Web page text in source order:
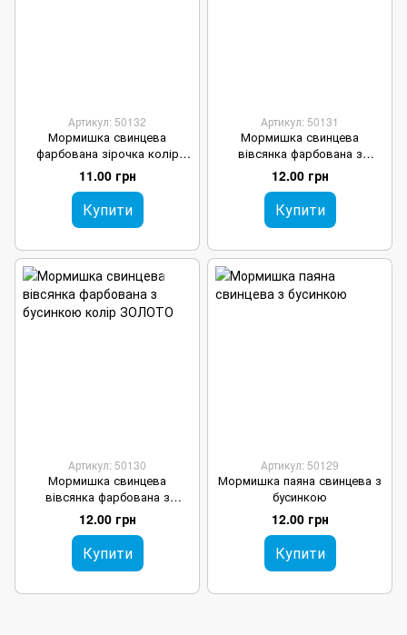
Артикул: 50132
Мормишка свинцева
фарбована зірочка колір
ЗОЛОТО
11.00 грн
Купити
Артикул: 50131
Мормишка свинцева
вівсянка фарбована з
бусинкою колір ЧОРНИЙ
12.00 грн
Купити
Артикул: 50130
Мормишка свинцева
вівсянка фарбована з
бусинкою колір ЗОЛОТО
12.00 грн
Купити
Артикул: 50129
Мормишка паяна свинцева з
бусинкою
12.00 грн
Купити